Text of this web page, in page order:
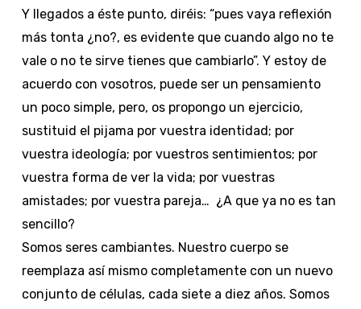
Y llegados a éste punto, diréis: “pues vaya reflexión
más tonta ¿no?, es evidente que cuando algo no te
vale o no te sirve tienes que cambiarlo”. Y estoy de
acuerdo con vosotros, puede ser un pensamiento
un poco simple, pero, os propongo un ejercicio,
sustituid el pijama por vuestra identidad; por
vuestra ideología; por vuestros sentimientos; por
vuestra forma de ver la vida; por vuestras
amistades; por vuestra pareja… ¿A que ya no es tan
sencillo?
Somos seres cambiantes. Nuestro cuerpo se
reemplaza así mismo completamente con un nuevo
conjunto de células, cada siete a diez años. Somos